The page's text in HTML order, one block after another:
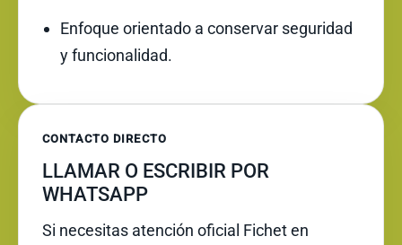
Enfoque orientado a conservar seguridad
y funcionalidad.
CONTACTO DIRECTO
LLAMAR O ESCRIBIR POR
WHATSAPP
Si necesitas atención oficial Fichet en